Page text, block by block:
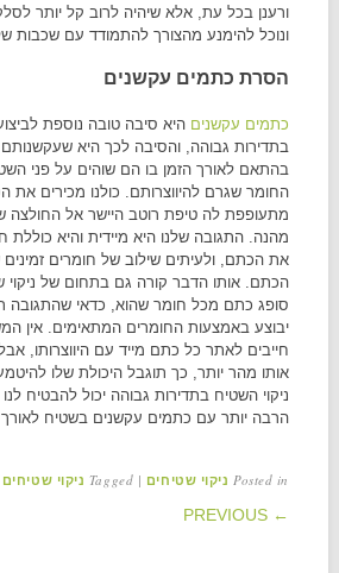
ורענן בכל עת, אלא שיהיה לרוב קל יותר
ונוכל להימנע מהצורך להתמודד עם שכבות
הסרת כתמים עקשנים
כתמים עקשנים היא סיבה טובה נוספת
בתדירות גבוהה, והסיבה לכך היא
בהתאם לאורך הזמן בו הם שוהים על פני
החומר שגרם להיווצרותם. כולנו מכירים את
מתעופפת לה טיפת רוטב היישר אל החולצה
מהנה. התגובה שלנו היא מיידית והיא כוללת
את הכתם, ולעיתים שילוב של חומרים
הכתם. אותו הדבר קורה גם בתחום של
סופג כתם מכל חומר שהוא, כדאי שהתגובה
יבוצע באמצעות החומרים המתאימים. אין
חייבים לאתר כל כתם מייד עם היווצרותו,
אותו מהר יותר, כך תוגבל היכולת שלו
ניקוי השטיח בתדירות גבוהה יכול להבטיח
הרבה יותר עם כתמים עקשנים בשטיח לאורך
Posted in ניקוי שטיחים |
Tagged ניקוי שטיחים
NAVIGATION
← PREVIOUS